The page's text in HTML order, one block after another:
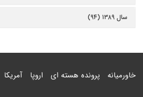
سال ۱۳۸۹ (۹۴)
خاورمیانه پرونده هسته ای اروپا آمریکا